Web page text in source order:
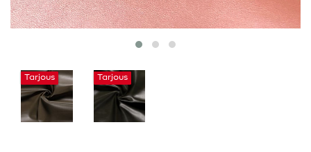
Tarjous Tarjous